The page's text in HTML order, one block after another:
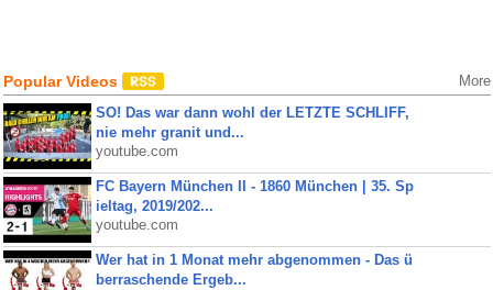
Popular Videos More
SO! Das war dann wohl der LETZTE SCHLIFF,
nie mehr granit und...
youtube.com
FC Bayern München II - 1860 München | 35. Sp
ieltag, 2019/202...
youtube.com
Wer hat in 1 Monat mehr abgenommen - Das ü
berraschende Ergeb...